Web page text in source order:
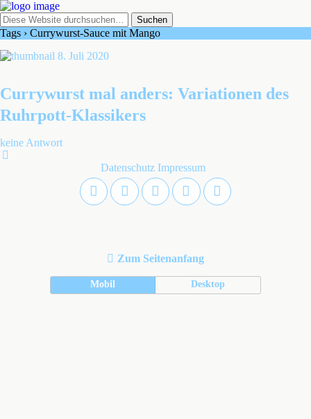
Tags › Currywurst-Sauce mit Mango
8. Juli 2020
Currywurst mal anders: Variationen des
Ruhrpott-Klassikers
keine Antwort
Datenschutz Impressum
Zum Seitenanfang
Mobil Desktop